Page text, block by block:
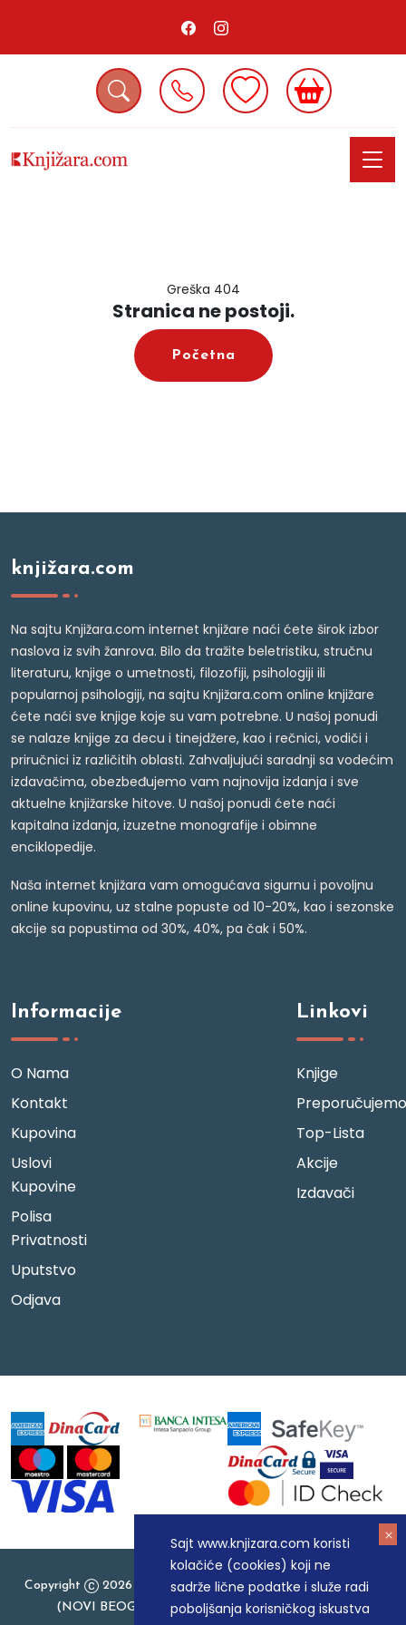
Sajt www.knjizara.com koristi
kolačiće (cookies) koji ne
sadrže lične podatke i služe radi
poboljšanja korisničkog iskustva
Greška 404
Stranica ne postoji.
Početna
knjižara.com
Na sajtu Knjižara.com internet knjižare naći ćete širok izbor
naslova iz svih žanrova. Bilo da tražite beletristiku, stručnu
literaturu, knjige o umetnosti, filozofiji, psihologiji ili
popularnoj psihologiji, na sajtu Knjižara.com online knjižare
ćete naći sve knjige koje su vam potrebne. U našoj ponudi
se nalaze knjige za decu i tinejdžere, kao i rečnici, vodiči i
priručnici iz različitih oblasti. Zahvaljujući saradnji sa vodećim
izdavačima, obezbeđujemo vam najnovija izdanja i sve
aktuelne knjižarske hitove. U našoj ponudi ćete naći
kapitalna izdanja, izuzetne monografije i obimne
enciklopedije.
Naša internet knjižara vam omogućava sigurnu i povoljnu
online kupovinu, uz stalne popuste od 10-20%, kao i sezonske
akcije sa popustima od 30%, 40%, pa čak i 50%.
Informacije
O Nama
Kontakt
Kupovina
Uslovi
Kupovine
Polisa
Privatnosti
Uputstvo
Odjava
Linkovi
Knjige
Preporučujemo
Top-Lista
Akcije
Izdavači
Copyright
2026 Knjizara.com - MAKART DOO BEOGRAD
(NOVI BEOGRAD), PIB: 105184104, MB: 20337524